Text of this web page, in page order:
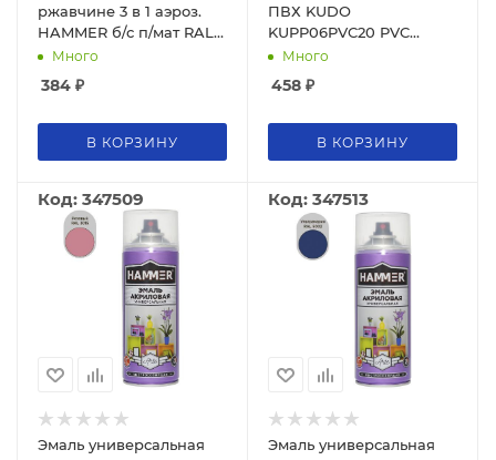
ржавчине 3 в 1 аэроз.
HAMMER б/с п/мат RAL
8017 шоколад.-кор. 520
Много
384 ₽
В КОРЗИНУ
ПВХ KUDO
KUPP06PVC20 PVC
REINIGER №20 650 мл /
Много
458 ₽
В КОРЗИНУ
Код: 347509
Эмаль универсальная
Код: 347513
Эмаль универсальная